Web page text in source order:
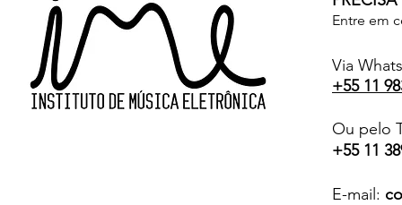
Entre em
Via
+55 11
Ou pelo
+55 11
E-mail: